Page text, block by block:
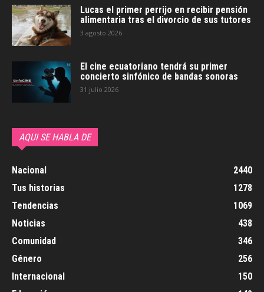
Lucas el primer perrijo en recibir pensión
alimentaria tras el divorcio de sus tutores
3 agosto 2026
El cine ecuatoriano tendrá su primer
concierto sinfónico de bandas sonoras
31 julio 2026
AQUI SE HABLA DE
Nacional
2440
Tus historias
1278
Tendencias
1069
Noticias
438
Comunidad
346
Género
256
Internacional
150